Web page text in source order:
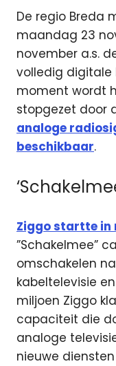
De regio Breda
maandag 23
november a.s.
volledig digitale
moment wordt
stopgezet door
analoge
beschikbaar.
Ziggo startte in
”Schakelmee”
omschakelen
kabeltelevisie
miljoen Ziggo
capaciteit die
analoge
nieuwe